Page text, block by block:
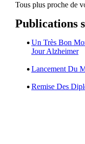
Tous plus proche de
Publications
Un Très Bon
Jour Alzheimer
Lancement Du
Remise Des